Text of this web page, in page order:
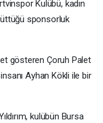
Kulübü, kadın
sponsorluk
gösteren Çoruh Palet
Ayhan Kökli ile bir
kulübün Bursa